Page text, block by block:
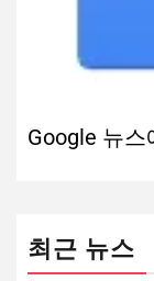
Google 뉴
최근 뉴스